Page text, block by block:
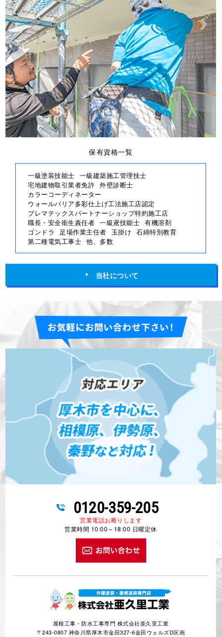
保有資格一覧
一級塗装技能士 一級建築施工管理技士
宅地建物取引業者免許 外壁診断士
カラーコーディネーター
ウォールバリア多彩仕上げ工法施工店認定
プレマテックスパートナーショップ特約施工店
職長・安全衛生責任者 一級鳶技能士 有機溶剤
ゴンドラ
足場作業主任者 玉掛け 石綿特別教育
第二種電気工事士 他、多数
当社について
0120-359-205
営業電話お断りします
営業時間 10:00～18:00 日曜定休
屋根工事・防水工事専門 株式会社亜久里工業
〒243-0807 神奈川県厚木市金田327-6金田ウェルズD区画